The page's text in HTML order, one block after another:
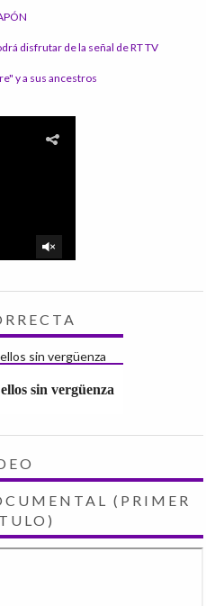
disfrutar de la señal de RT TV
y a sus ancestros
sin vergüenza
(PRIMER